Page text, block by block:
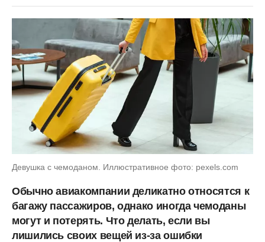
Девушка с чемоданом. Иллюстративное фото: pexels.com
Обычно авиакомпании деликатно относятся к
багажу пассажиров, однако иногда чемоданы
могут и потерять. Что делать, если вы
лишились своих вещей из-за ошибки